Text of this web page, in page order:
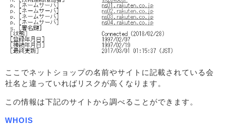
ここでネットショップの名前やサイトに記載されている会
社名と違っていればリスクが高くなります。
この情報は下記のサイトから調べることができます。
WHOIS